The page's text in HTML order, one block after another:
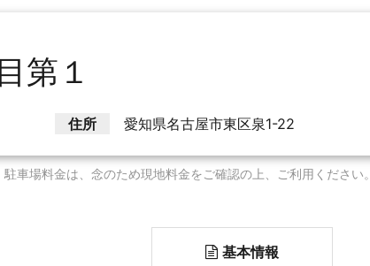
第１
住所 愛知県名古屋市東区泉1-22
車場料金は、念のため現地料金をご確認の上、ご利用ください。
基本情報